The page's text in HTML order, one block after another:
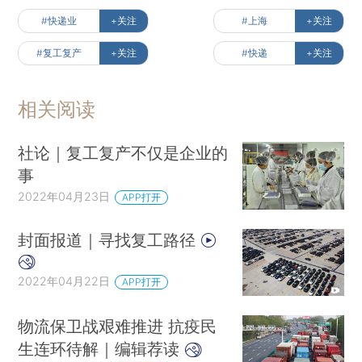
#快递业 +关注 #上海 +关注
#复工复产 +关注 #快递 +关注
相关阅读
社论｜复工复产不仅是企业的
事
2022年04月23日 APP打开
封面报道｜寻找复工路径
2022年04月22日 APP打开
物流保卫战艰难推进 抗疫民
生连环待解｜编辑荐读